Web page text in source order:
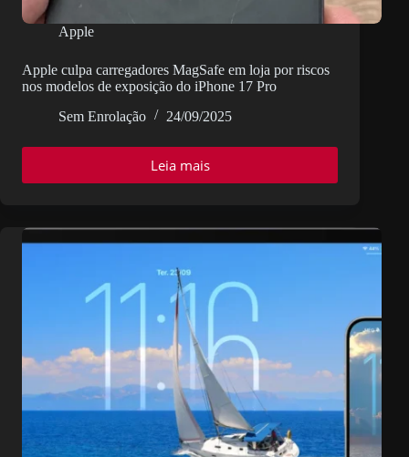
Apple
Apple culpa carregadores MagSafe em loja por riscos
nos modelos de exposição do iPhone 17 Pro
Sem Enrolação
24/09/2025
Leia mais
Apple
MagSafe
em
loja
por
riscos
nos
modelos
de
exposição
do
iPhone
17
Pro